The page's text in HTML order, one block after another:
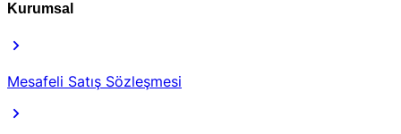
Kurumsal
Mesafeli Satış Sözleşmesi